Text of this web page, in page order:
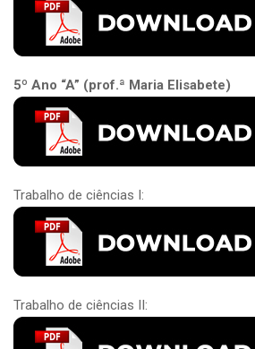
5º Ano “A” (prof.ª Maria Elisabete)
Trabalho de ciências I:
Trabalho de ciências II: